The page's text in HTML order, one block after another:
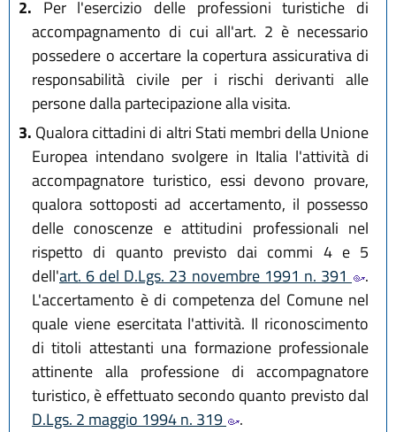
2. Per l'esercizio delle professioni turistiche di
accompagnamento di cui all'art. 2 è necessario
possedere o accertare la copertura assicurativa di
responsabilità civile per i rischi derivanti alle
persone dalla partecipazione alla visita.
3. Qualora cittadini di altri Stati membri della Unione
Europea intendano svolgere in Italia l'attività di
accompagnatore turistico, essi devono provare,
qualora sottoposti ad accertamento, il possesso
delle conoscenze e attitudini professionali nel
rispetto di quanto previsto dai commi 4 e 5
dell'art. 6 del D.Lgs. 23 novembre 1991 n. 391
.
L'accertamento è di competenza del Comune nel
quale viene esercitata l'attività. Il riconoscimento
di titoli attestanti una formazione professionale
attinente alla professione di accompagnatore
turistico, è effettuato secondo quanto previsto dal
D.Lgs. 2 maggio 1994 n. 319
.